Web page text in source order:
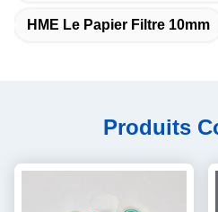
HME Le Papier Filtre 10mm
Produits